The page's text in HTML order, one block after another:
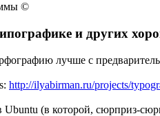
©
и других
лучше с
http://ilyabirman.ru/projects/
(в которой, сюрприз-